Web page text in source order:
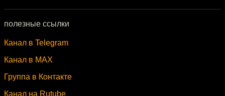
полезные ссылки
Канал в Telegram
Канал в MAX
Группа в Контакте
Канал на Rutube